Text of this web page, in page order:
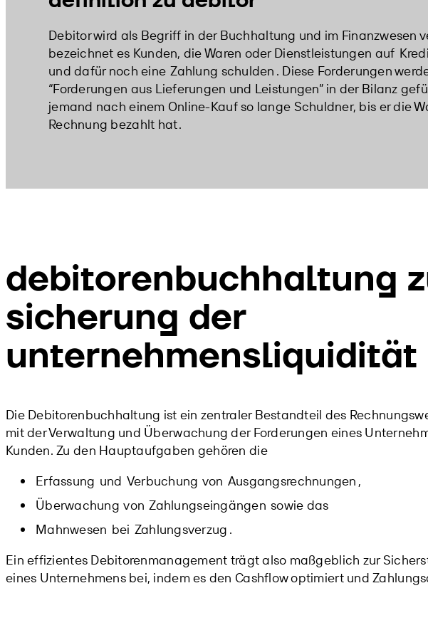
Debitor wird als Begriff in der Buchhaltung und im Finanzwesen
bezeichnet es Kunden, die Waren oder Dienstleistungen auf
und dafür noch eine Zahlung schulden . Diese Forderungen
“Forderungen aus Lieferungen und Leistungen” in der Bilanz
jemand nach einem Online-Kauf so lange Schuldner, bis er die
Rechnung bezahlt hat.
debitorenbuchhaltung
sicherung der
unternehmensliquidität
Die Debitorenbuchhaltung ist ein zentraler Bestandteil des
mit der Verwaltung und Überwachung der Forderungen eines
Kunden. Zu den Hauptaufgaben gehören die
Erfassung und Verbuchung von Ausgangsrechnungen ,
Überwachung von Zahlungseingängen sowie das
Mahnwesen bei Zahlungsverzug .
Ein effizientes Debitorenmanagement trägt also maßgeblich zur
eines Unternehmens bei, indem es den Cashflow optimiert und